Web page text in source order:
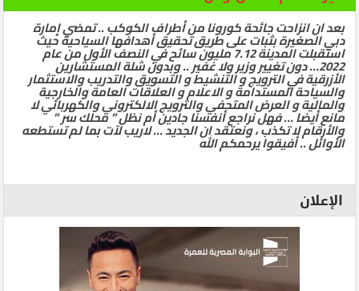
بعد ان انزاحت جائحة كورونا من أطراف الكوكب .. تمضي إمارة
دبي الصغيرة بثبات على طريق تحقيق أهدافها السياحية حيث
استقبلت المدينة 7.12 مليون سائح في النصف الأول من عام
2022… دون تغيير وزير ولا غفير .. وبدون شلة المستشارين
الأزرقية في الترويج و التنشيط و التسويق والتدريب والاستثمار
والسياحة المستدامة و الاعلام و العلاقات العامة والخارجية
والمالية و العرض المتحفي والترويج الالكتروني والكهربائي لا
مانع أيضا … فهل نراجع أنفسنا جادين أم نظل ” محلك سر ”
والأرقام لا تكذب ، ونعتقد ان الجديد … لاريب لآت بما لم تستطعه
الأوائل .. أفيقوا يرحمكم الله
الإعلان